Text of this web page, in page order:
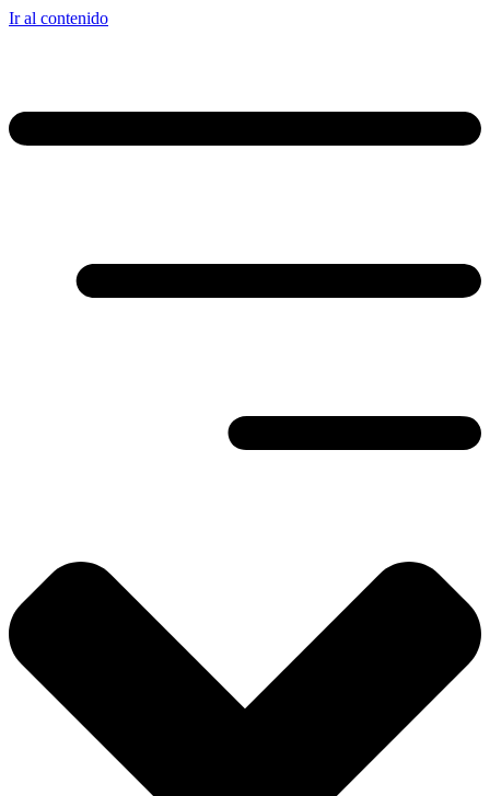
Ir al contenido